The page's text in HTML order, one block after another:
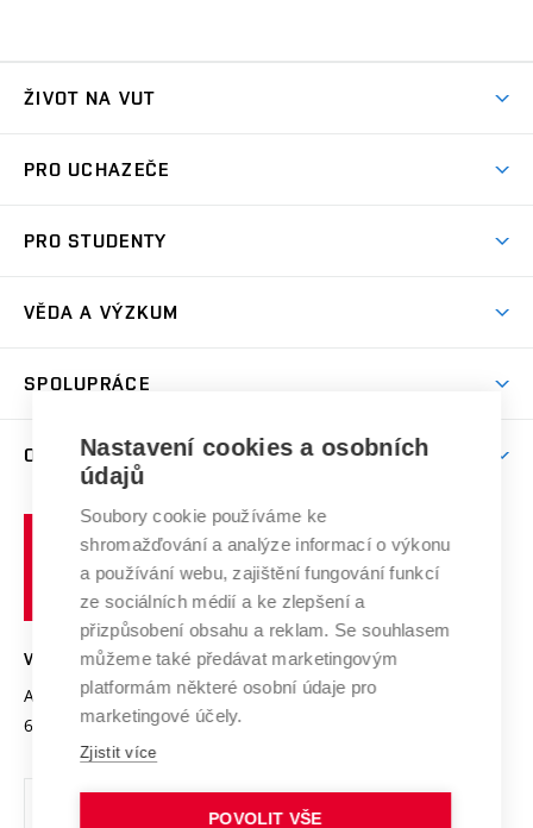
ŽIVOT NA VUT
Koleje
Sport na VUT
PRO UCHAZEČE
Dny otevřených dveří
Celoživotní vzdělávání
E-přihláška
PRO STUDENTY
Harmonogram akademického roku
Závěrečné práce
Doktorské studium
Zpracování osobních údajů studentů
Sociální bezpečí
Studium bez bariér
Podpora podnikání
VĚDA A VÝZKUM
Mezinárodní vědecká rada
Systém zajišťování kvality výzkumu
Výzkumné infrastruktury
Transfer znalostí
Open Science
Projekty
Projekty ze strukturálních fondů
Specifický výzkum
SPOLUPRÁCE
Firemní spolupráce
Zahraniční spolupráce
Spolupráce se školami
Mezinárodní dohody
Univerzitní sítě
O UNIVERZITĚ
Profil univerzity
Udržitelná univerzita
Podnikavá univerzita / ContriBUTe
Bezpečná univerzita
Vyznamenání
Organizační struktura
Ochrana osobních údajů
učení
technické
Brně
VYSOKÉ UČENÍ TECHNICKÉ V BRNĚ
Antonínská 548/1
602 00 Brno
www.vut.cz
vut@vutbr.cz
Nastavení cookies a osobních
údajů
Soubory cookie používáme ke
shromažďování a analýze informací o výkonu
a používání webu, zajištění fungování funkcí
ze sociálních médií a ke zlepšení a
přizpůsobení obsahu a reklam. Se souhlasem
můžeme také předávat marketingovým
platformám některé osobní údaje pro
marketingové účely.
Zjistit více
POVOLIT VŠE